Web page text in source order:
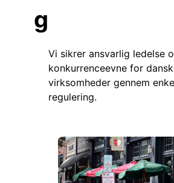
g
Vi sikrer ansvarlig ledelse
konkurrenceevne for
virksomheder gennem
regulering.